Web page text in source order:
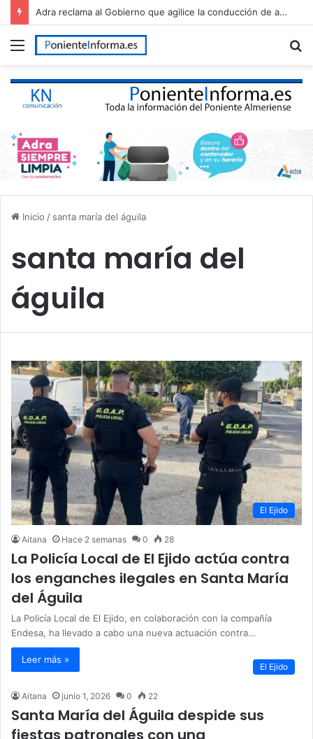
Adra reclama al Gobierno que agilice la conducción de agua desalada desde el Campo de Dalías
Menú
Inicio / santa maría del águila
santa maría del
águila
El Ejido
Aitana Hace 2 semanas 0 28
La Policía Local de El Ejido actúa contra
los enganches ilegales en Santa María
del Águila
La Policía Local de El Ejido, en colaboración con la compañía
Endesa, ha llevado a cabo una nueva actuación contra…
Leer más »
El Ejido
Aitana junio 1, 2026 0 22
Santa María del Águila despide sus
fiestas patronales con una